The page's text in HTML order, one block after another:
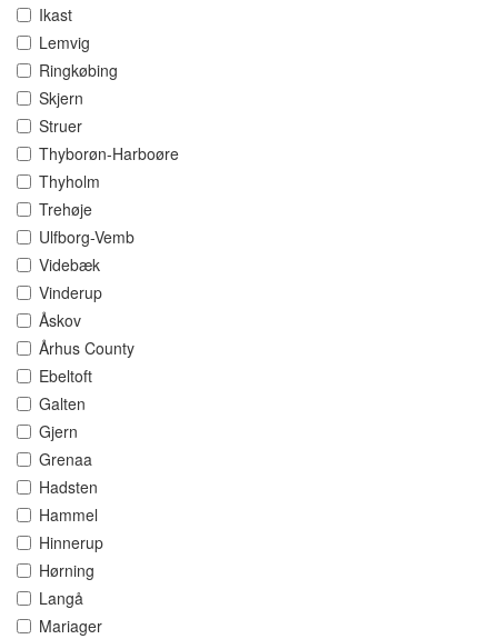
Ikast
Lemvig
Ringkøbing
Skjern
Struer
Thyborøn-Harboøre
Thyholm
Trehøje
Ulfborg-Vemb
Videbæk
Vinderup
Åskov
Århus County
Ebeltoft
Galten
Gjern
Grenaa
Hadsten
Hammel
Hinnerup
Hørning
Langå
Mariager